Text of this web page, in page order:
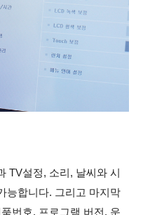
TV설정, 소리, 날씨와 시
능합니다. 그리고 마지막
번호, 프로그램 버전, 운